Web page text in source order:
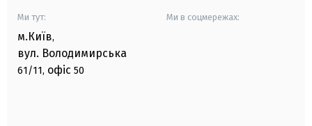
Ми тут:
м.Київ,
вул. Володимирська
61/11, офіс 50
Ми в соцмережах: